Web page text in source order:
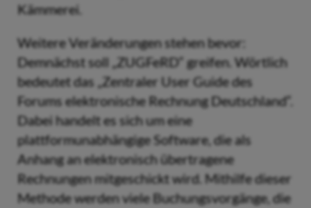
Kämmerei.
Weitere Veränderungen stehen bevor:
Demnächst soll „ZUGFeRD“ greifen. Wörtlich
bedeutet das „Zentraler User Guide des
Forums elektronische Rechnung Deutschland“.
Dabei handelt es sich um eine
plattformunabhängige Software, die als
Anhang an elektronisch übertragene
Rechnungen mitgeschickt wird. Mithilfe dieser
Methode werden viele Buchungsvorgänge, die